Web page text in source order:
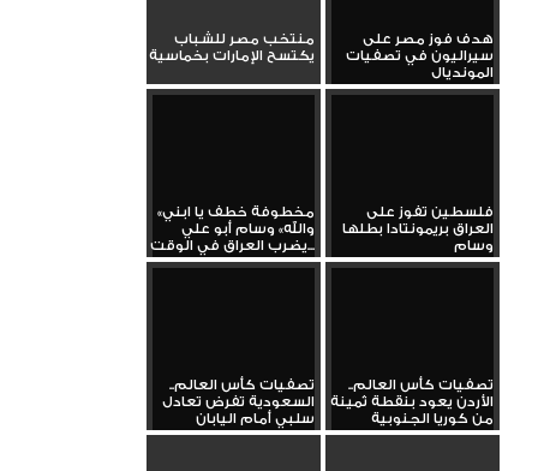
هدف فوز مصر على
سيراليون في تصفيات
المونديال
منتخب مصر للشباب
يكتسح الإمارات بخماسية
فلسطين تفوز على
العراق بريمونتادا بطلها
وسام
«مخطوفة خطف يا ابني
والله» وسام أبو علي
يضرب العراق في الوقت...
تصفيات كأس العالم..
الأردن يعود بنقطة ثمينة
من كوريا الجنوبية
تصفيات كأس العالم..
السعودية تفرض تعادل
سلبي أمام اليابان